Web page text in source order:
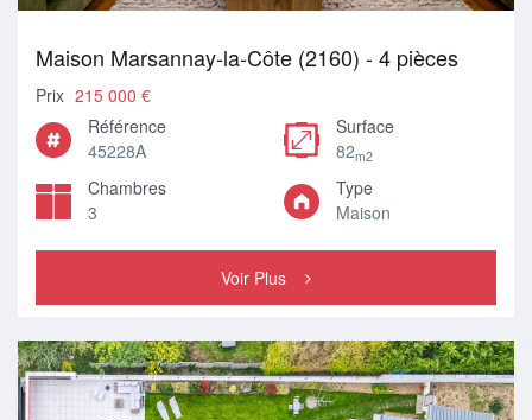
Maison Marsannay-la-Côte (2160) - 4 pièces
Prix 215 000 €
Référence
45228A
Surface
82m2
Chambres
3
Type
Maison
Voir Plus